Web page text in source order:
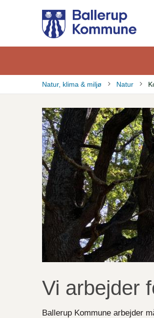
hovedindhold
Natur, klima & miljø Natur
Vi arbejder
Ballerup Kommune arbejder